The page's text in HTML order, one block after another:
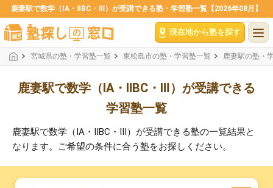
鹿妻駅で数学（ⅠA・ⅡBC・Ⅲ）が受講できる塾・学習塾一覧【2026年08月】
現在地から塾を探す
宮城県の塾・学習塾一覧 東松島市の塾・学習塾一覧 鹿妻駅の塾・
鹿妻駅で数学（ⅠA・ⅡBC・Ⅲ）が受講できる
学習塾一覧
鹿妻駅で数学（ⅠA・ⅡBC・Ⅲ）が受講できる塾の一覧結果と
なります。ご希望の条件に合う塾をお探しください。